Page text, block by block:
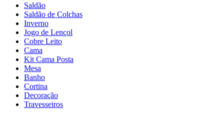
Saldão
Saldão de Colchas
Inverno
Jogo de Lençol
Cobre Leito
Cama
Kit Cama Posta
Mesa
Banho
Cortina
Decoração
Travesseiros